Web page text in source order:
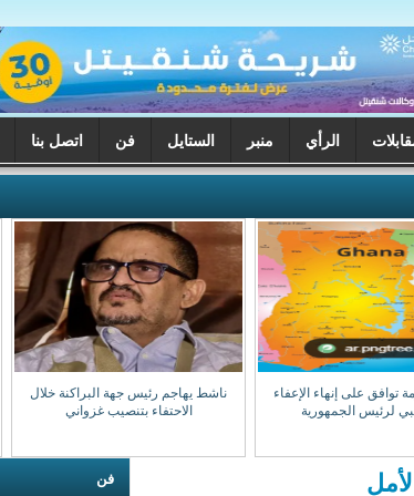
الرأي منبر الستايل فن اتصل بنا
توافق على إنهاء الإعفاء
لرئيس الجمهورية
ناشط يهاجم رئيس جهة البراكنة خلال
الاحتفاء بتنصيب غزواني
فن